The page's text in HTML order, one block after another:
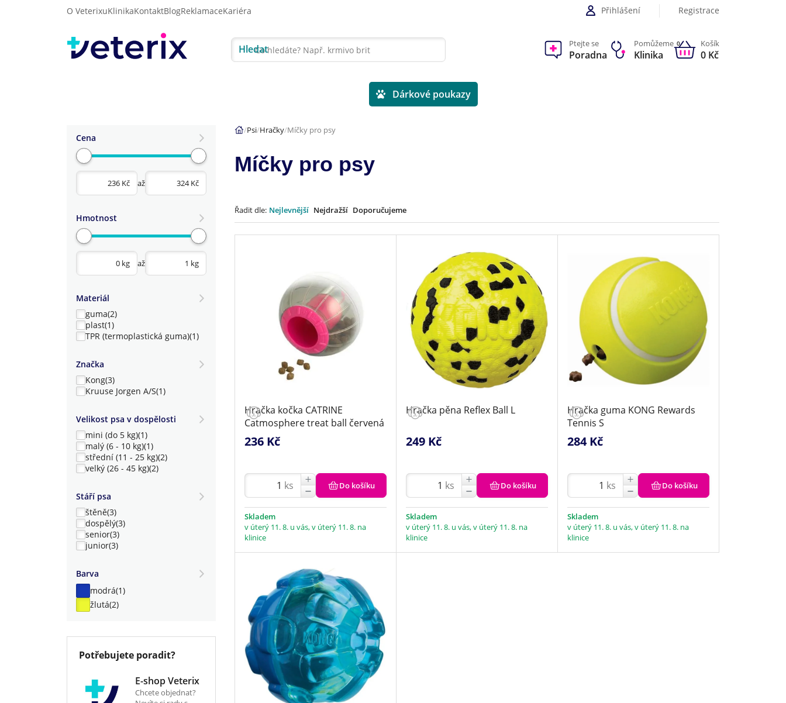
O VeterixuKlinikaKontaktBlogReklamaceKariéra Přihlášení Registrace
Hledat Ptejte se
Poradna
Pomůžeme
Klinika
0 Košík
0 Kč
Dárkové poukazy
Cena
až
Hmotnost
až
Materiál
guma(2)
plast(1)
TPR (termoplastická guma)(1)
Značka
Kong(3)
Kruuse Jorgen A/S(1)
Velikost psa v dospělosti
mini (do 5 kg)(1)
malý (6 - 10 kg)(1)
střední (11 - 25 kg)(2)
velký (26 - 45 kg)(2)
Stáří psa
štěně(3)
dospělý(3)
senior(3)
junior(3)
Barva
modrá(1)
žlutá(2)
Potřebujete poradit?
E-shop Veterix
Chcete objednat?
Psi Hračky Míčky pro psy
Míčky pro psy
Řadit dle: Nejlevnější Nejdražší Doporučujeme
Hračka kočka CATRINE
Catmosphere treat ball červená
236 Kč
ks Do košíku
Skladem
v úterý 11. 8. u vás, v úterý 11. 8. na
klinice
Hračka pěna Reflex Ball L
249 Kč
ks Do košíku
Skladem
v úterý 11. 8. u vás, v úterý 11. 8. na
klinice
Hračka guma KONG Rewards
Tennis S
284 Kč
ks Do košíku
Skladem
v úterý 11. 8. u vás, v úterý 11. 8. na
klinice